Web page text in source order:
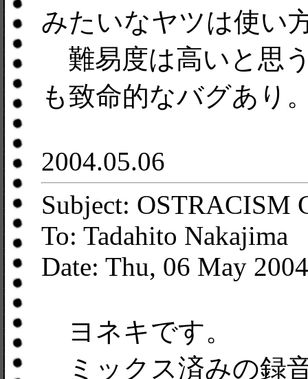
みたいなヤツは使い
難易度は高いと思
も致命的なバグあり
2004.05.06
Subject: OSTRACISM
To: Tadahito Nakajima
Date: Thu, 06 May
ヨネキです。
ミックス済みの録